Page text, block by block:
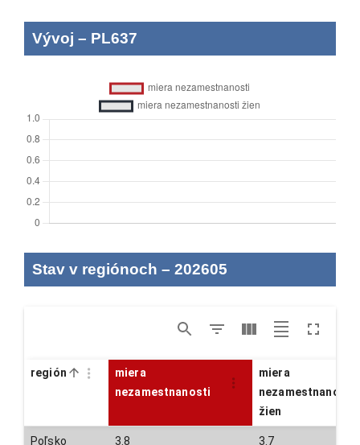
Vývoj – PL637
Stav v regiónoch – 202605
región
miera
nezamestnanosti
miera
nezamestnanosti
žien
Poľsko 3.8 3.7